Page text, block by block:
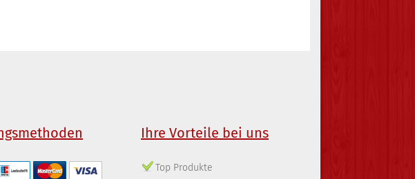
Ihre Vorteile bei uns
Top Produkte